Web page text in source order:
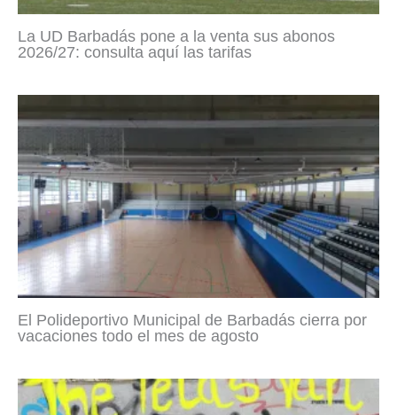
La UD Barbadás pone a la venta sus abonos
2026/27: consulta aquí las tarifas
El Polideportivo Municipal de Barbadás cierra por
vacaciones todo el mes de agosto